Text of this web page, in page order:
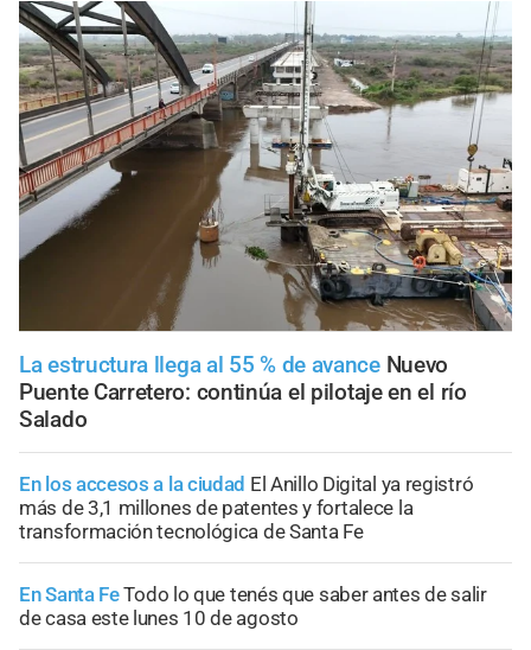
La estructura llega al 55 % de avance Nuevo
Puente Carretero: continúa el pilotaje en el río
Salado
En los accesos a la ciudad El Anillo Digital ya registró
más de 3,1 millones de patentes y fortalece la
transformación tecnológica de Santa Fe
En Santa FeTodo lo que tenés que saber antes de salir
de casa este lunes 10 de agosto